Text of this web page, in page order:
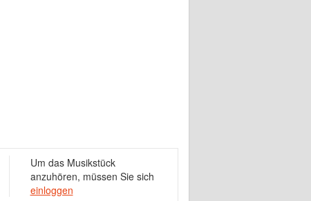
Um das Musikstück
anzuhören, müssen Sie sich
einloggen